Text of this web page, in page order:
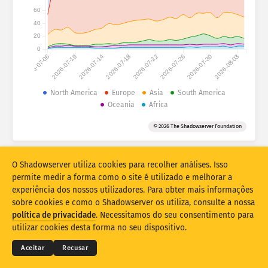
Estatísticas de ataque: dispositivos
Países
Conjunto de dados
Sobreposição
Atualizar Redefinir
Transferir como PNG
2026-07-062026-07-102026-07-142026-07-182026-07-222026-07-262026-07-302026-08-03
0
20
40
60
North America Europe Asia
South America
Oceania
Africa
© 2026 The Shadowserver Foundation
© 2026THE SHADOWSERVER FOUNDATION
Privacidade e termos
Contacte-nos Créditos
O Shadowserver utiliza cookies para recolher análises. Isso
permite medir a forma como o site é utilizado e melhorar a
experiência dos nossos utilizadores. Para obter mais informações
sobre cookies e como o Shadowserver os utiliza, consulte a nossa
política de privacidade. Necessitamos do seu consentimento para
utilizar cookies desta forma no seu dispositivo.
Aceitar Recusar